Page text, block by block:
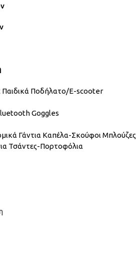
Παιδικά Ποδήλατο/E-scooter
Goggles
Γάντια Καπέλα-Σκούφοι Μπλούζες
Τσάντες-Πορτοφόλια